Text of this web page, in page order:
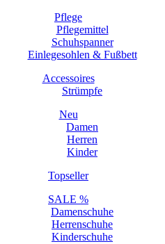
Pflege
Pflegemittel
Schuhspanner
Einlegesohlen & Fußbett
Accessoires
Strümpfe
Neu
Damen
Herren
Kinder
Topseller
SALE %
Damenschuhe
Herrenschuhe
Kinderschuhe